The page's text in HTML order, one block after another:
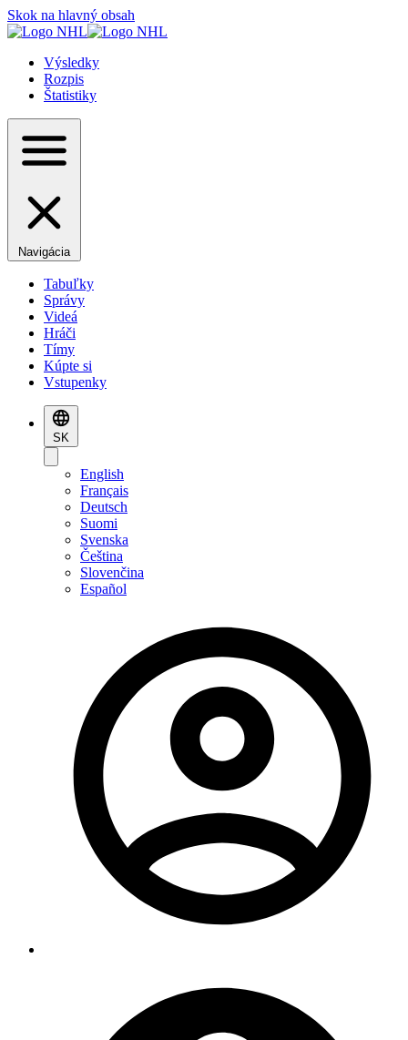
Skok na hlavný obsah
Výsledky
Rozpis
Štatistiky
Navigácia
Tabuľky
Správy
Videá
Hráči
Tímy
Kúpte si
Vstupenky
SK
English
Français
Deutsch
Suomi
Svenska
Čeština
Slovenčina
Español